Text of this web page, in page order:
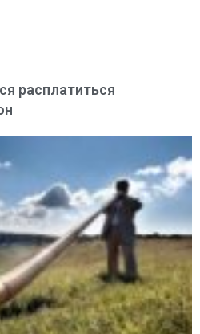
расплатиться